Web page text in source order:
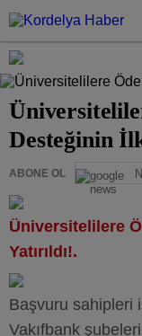
Desteğinin
ABONE OL
Üniversitelilere
Yatırıldı!.
Başvuru sahipleri
Vakıfbank